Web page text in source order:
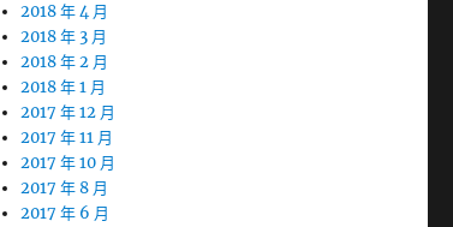
2018 年 4 月
2018 年 3 月
2018 年 2 月
2018 年 1 月
2017 年 12 月
2017 年 11 月
2017 年 10 月
2017 年 8 月
2017 年 6 月